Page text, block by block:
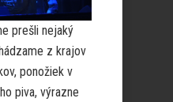
prešli nejaký
z krajov
ponožiek v
piva, výrazne